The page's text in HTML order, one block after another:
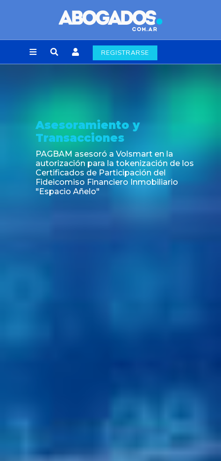
REGISTRARSE
y
asesoró a Volsmart en la
para la tokenización de los
de Participación del
Financiero Inmobiliario
Añelo"